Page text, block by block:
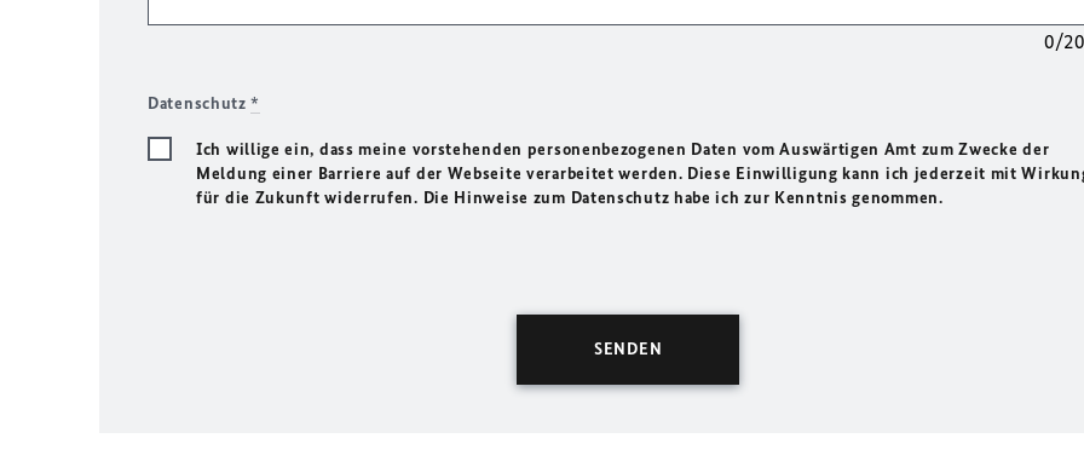
0/
Datenschutz*
Ich willige ein, dass meine vorstehenden personenbezogenen Daten vom Auswärtigen Amt zum Zwecke der
Meldung einer Barriere auf der Webseite verarbeitet werden. Diese Einwilligung kann ich jederzeit mit
für die Zukunft widerrufen. Die Hinweise zum Datenschutz habe ich zur Kenntnis genommen.